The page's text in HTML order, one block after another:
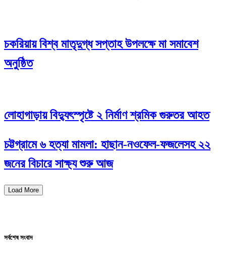
চকরিয়ায় বিশ্ব মাতৃদুগ্ধ সপ্তাহ উপলক্ষে মা সমাবেশ
অনুষ্ঠিত
লোহাগাড়ায় বিদ্যুৎস্পৃষ্টে ২ নির্মাণ শ্রমিক গুরুতর আহত
চট্টগ্রামে ৬ হত্যা মামলা: হাছান-নওফেল-ফজলেসহ ২২
জনের বিচারে সাক্ষ্য শুরু আজ
Load More
সর্বশেষ সংবাদ